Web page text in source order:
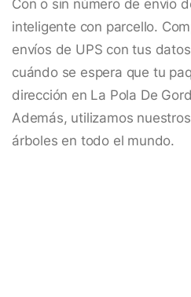
Con o sin número de envío
inteligente con parcello.
envíos de UPS con tus
cuándo se espera que tu
dirección en La Pola De
Además, utilizamos
árboles en todo el mundo.